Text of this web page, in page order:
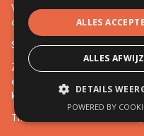
Vertrouwenspersoon van de
december 2026 (Dag 3+4)
Stem van het kind en
Zien, weten, handelen: een
een bijdrage te leveren aan het
kindermisbruik (online)
The Art of Mediation
ALLES
ALLES
DETAILS
POWERED BY